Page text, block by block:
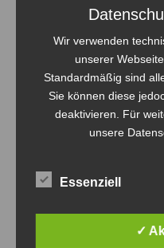
theosgym
Wir verwenden
unserer
Standardmäßig sind
Sie können diese
deaktivieren. Für
unsere
Essenziell
✓